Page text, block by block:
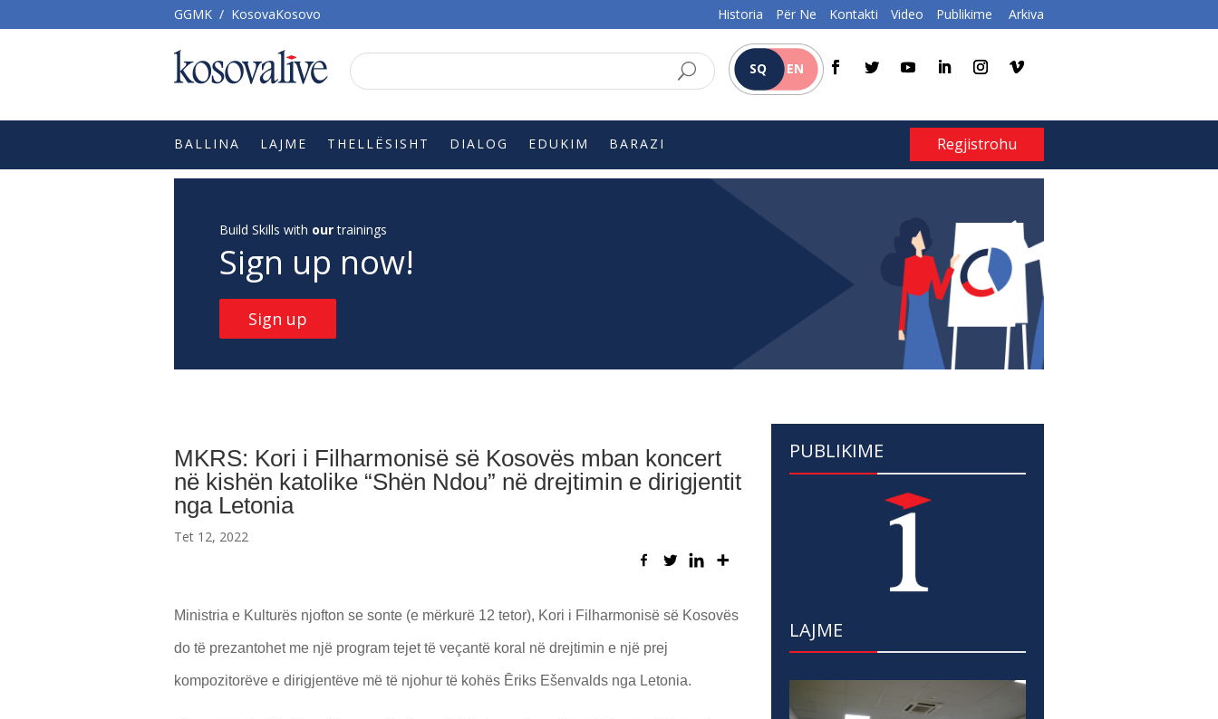
GGMK / KosovaKosovo Historia Për Ne Kontakti Video Publikime Arkiva
SQ EN
BALLINA LAJME THELLËSISHT DIALOG EDUKIM BARAZI Regjistrohu
Build Skills with ourtrainings
Sign up now!
Sign up
MKRS: Kori i Filharmonisë së Kosovës mban koncert
në kishën katolike “Shën Ndou” në drejtimin e dirigjentit
nga Letonia
Tet 12, 2022
Ministria e Kulturës njofton se sonte (e mërkurë 12 tetor), Kori i Filharmonisë së Kosovës
do të prezantohet me një program tejet të veçantë koral në drejtimin e një prej
kompozitorëve e dirigjentëve më të njohur të kohës Ēriks Ešenvalds nga Letonia.
PUBLIKIME
LAJME